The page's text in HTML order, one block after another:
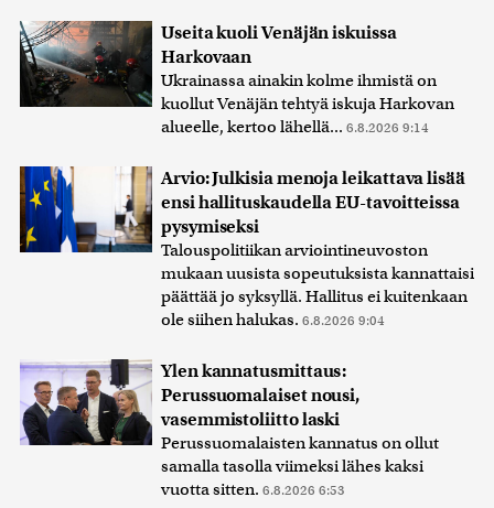
Useita kuoli Venäjän iskuissa
Harkovaan
Ukrainassa ainakin kolme ihmistä on
kuollut Venäjän tehtyä iskuja Harkovan
alueelle, kertoo lähellä... 6.8.2026 9:14
Arvio: Julkisia menoja leikattava lisää
ensi hallituskaudella EU-tavoitteissa
pysymiseksi
Talouspolitiikan arviointineuvoston
mukaan uusista sopeutuksista kannattaisi
päättää jo syksyllä. Hallitus ei kuitenkaan
ole siihen halukas. 6.8.2026 9:04
Ylen kannatusmittaus:
Perussuomalaiset nousi,
vasemmistoliitto laski
Perussuomalaisten kannatus on ollut
samalla tasolla viimeksi lähes kaksi
vuotta sitten. 6.8.2026 6:53